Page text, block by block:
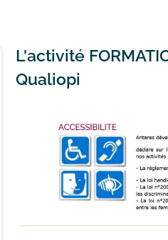
L'activité
Qualiopi